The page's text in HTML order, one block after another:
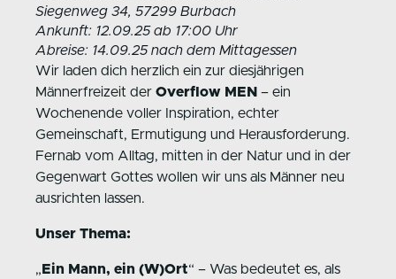
Siegenweg 34, 57299 Burbach
Ankunft: 12.09.25 ab 17:00 Uhr
Abreise: 14.09.25 nach dem Mittagessen
Wir laden dich herzlich ein zur diesjährigen
Männerfreizeit derOverflow MEN – ein
Wochenende voller Inspiration, echter
Gemeinschaft, Ermutigung und Herausforderung.
Fernab vom Alltag, mitten in der Natur und in der
Gegenwart Gottes wollen wir uns als Männer neu
ausrichten lassen.
Unser Thema:
„ Ein Mann, ein (W)Ort“ – Was bedeutet es, als